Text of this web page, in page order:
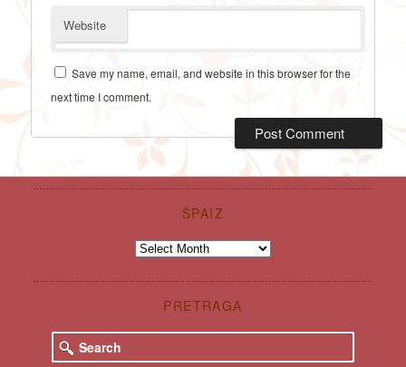
Website
Save my name, email, and website in this browser for the
next time I comment.
ŠPAIZ
Špaiz
PRETRAGA
e